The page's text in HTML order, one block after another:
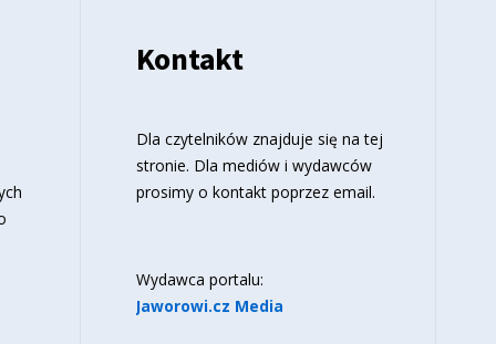
Kontakt
Dla czytelników znajduje się na tej
stronie. Dla mediów i wydawców
prosimy o kontakt poprzez email.
Wydawca portalu:
Jaworowi.cz Media